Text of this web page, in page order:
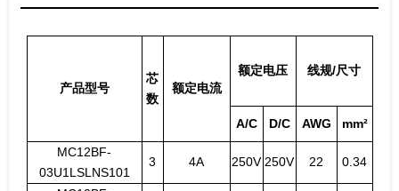
产品型号
芯
数
额定电流
额定电压 线规/尺寸
A/C D/C AWG
mm²
MC12BF-
03U1LSLNS101
3 4A 250V 250V 22 0.34